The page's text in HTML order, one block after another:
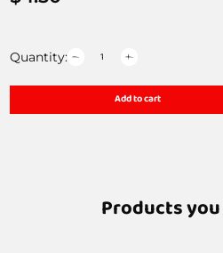
Quantity:
Add to cart
Products